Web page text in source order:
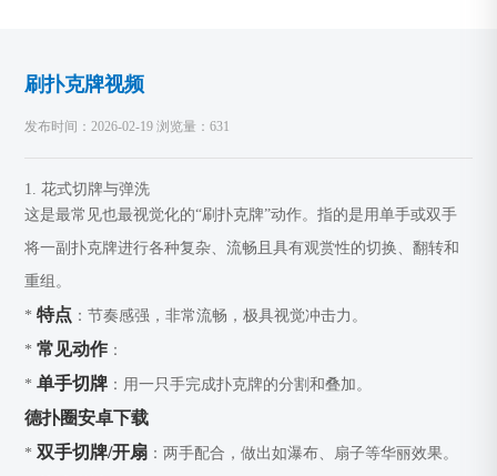
刷扑克牌视频
发布时间：2026-02-19 浏览量：631
1. 花式切牌与弹洗
这是最常见也最视觉化的“刷扑克牌”动作。指的是用单手或双手
将一副扑克牌进行各种复杂、流畅且具有观赏性的切换、翻转和
重组。
*特点 ：节奏感强，非常流畅，极具视觉冲击力。
*常见动作 ：
*单手切牌 ：用一只手完成扑克牌的分割和叠加。
德扑圈安卓下载
*双手切牌/开扇 ：两手配合，做出如瀑布、扇子等华丽效果。